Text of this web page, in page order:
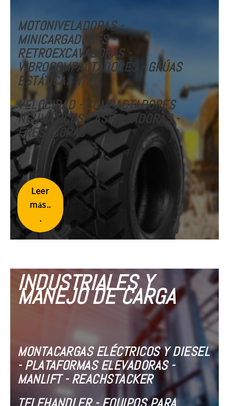
MOTONIVELADORAS -
MINICARGADORES -
RETROEXCAVADORAS -
VIBROCOMPACTADORES - GRÚAS
ESTÁTICAS Y DE
VELOCIDAD- COMPACTADORES
NEUMÁTICOS-ASFALTADORAS -
FRESADORAS
Leer
más..
.
INDUSTRIALES Y
MANEJO DE CARGA
MONTACARGAS ELÉCTRICOS Y DIESEL
- PLATAFORMAS ELEVADORAS -
MANLIFT - REACHSTACKER